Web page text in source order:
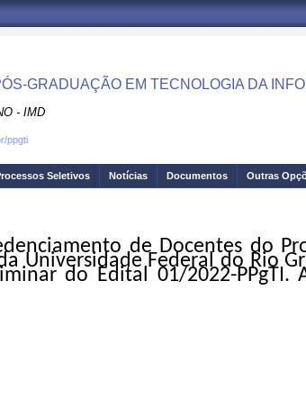
GRADUAÇÃO EM TECNOLOGIA DA
- IMD
ppgti
Seletivos Notícias Documentos Outras
de Docentes do
Universidade Federal do Rio
do Edital 01/2022-PPgTI.